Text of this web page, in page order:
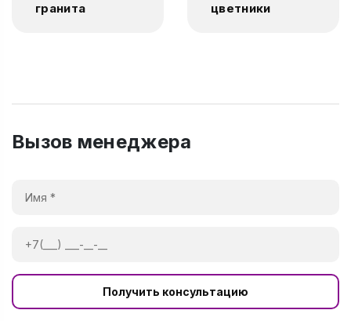
гранита
цветники
Вызов менеджера
Получить консультацию